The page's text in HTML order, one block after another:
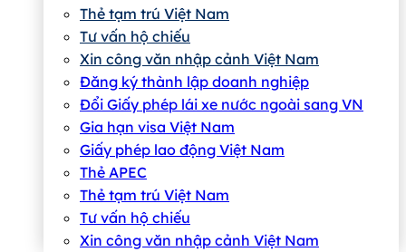
Thẻ tạm trú Việt Nam
Tư vấn hộ chiếu
Xin công văn nhập cảnh Việt Nam
Đăng ký thành lập doanh nghiệp
Đổi Giấy phép lái xe nước ngoài sang VN
Gia hạn visa Việt Nam
Giấy phép lao động Việt Nam
Thẻ APEC
Thẻ tạm trú Việt Nam
Tư vấn hộ chiếu
Xin công văn nhập cảnh Việt Nam